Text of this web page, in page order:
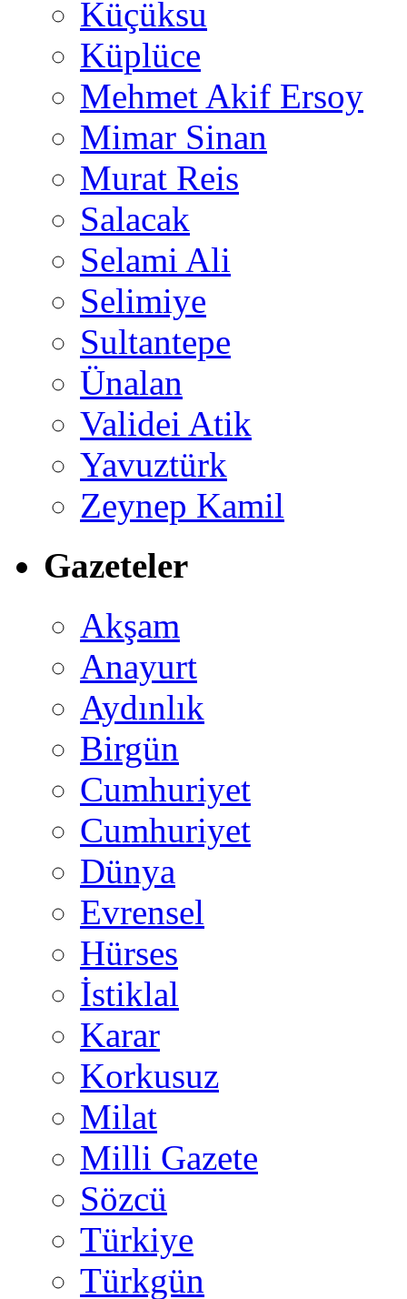
Küçüksu
Küplüce
Mehmet Akif Ersoy
Mimar Sinan
Murat Reis
Salacak
Selami Ali
Selimiye
Sultantepe
Ünalan
Validei Atik
Yavuztürk
Zeynep Kamil
Gazeteler
Akşam
Anayurt
Aydınlık
Birgün
Cumhuriyet
Cumhuriyet
Dünya
Evrensel
Hürses
İstiklal
Karar
Korkusuz
Milat
Milli Gazete
Sözcü
Türkiye
Türkgün